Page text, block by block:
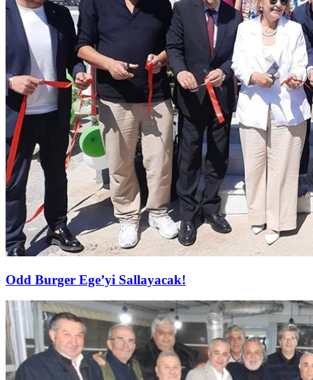
Odd Burger Ege’yi Sallayacak!